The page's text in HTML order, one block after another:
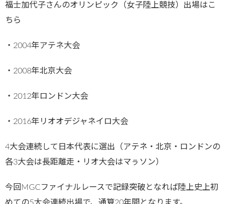
福士加代子さんのオリンピック（女子陸上競技）出場はこ
ちら
・2004年アテネ大会
・2008年北京大会
・2012年ロンドン大会
・2016年リオオデジャネイロ大会
4大会連続して日本代表に選出（アテネ・北京・ロンドンの
各3大会は長距離走・リオ大会はマㇻソン）
今回MGCファイナルレースで記録突破となれば陸上史上初